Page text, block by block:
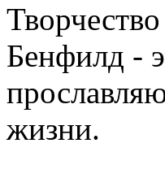
Бенфилд -
жизни.